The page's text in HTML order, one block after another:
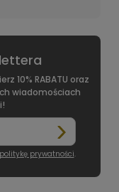
10% RABATU oraz
wiadomościach
politykę prywatności.